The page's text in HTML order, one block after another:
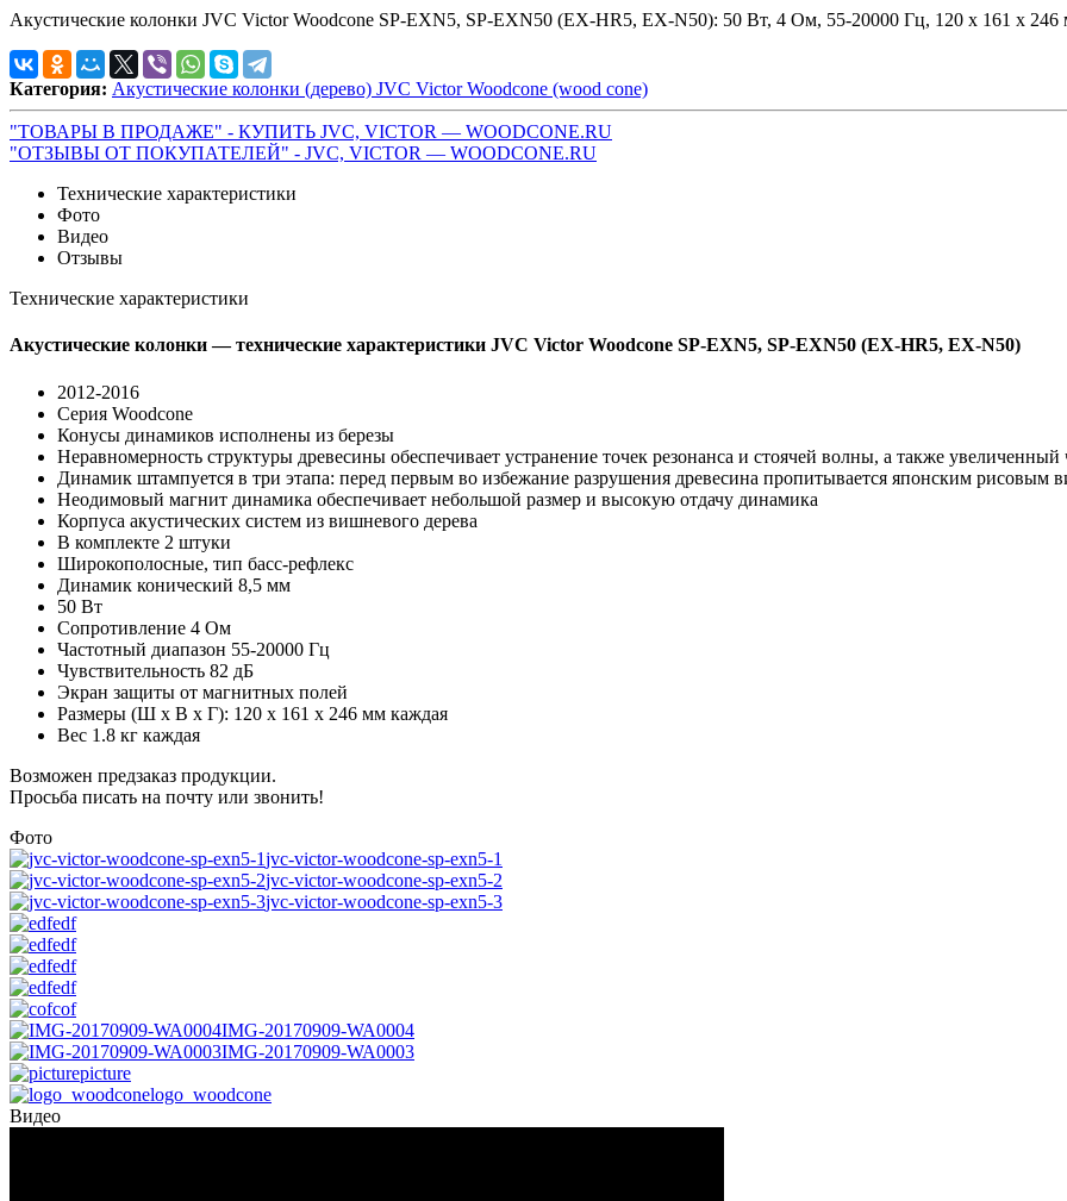
Акустические колонки JVC Victor Woodcone SP-EXN5, SP-EXN50 (EX-HR5, EX-N50): 50 Вт, 4 Ом, 55-20000 Гц, 120 x 161 x 246
Категория: Акустические колонки (дерево) JVC Victor Woodcone (wood cone)
"ТОВАРЫ В ПРОДАЖЕ" - КУПИТЬ JVC, VICTOR — WOODCONE.RU
"ОТЗЫВЫ ОТ ПОКУПАТЕЛЕЙ" - JVC, VICTOR — WOODCONE.RU
Технические характеристики
Фото
Видео
Отзывы
Технические характеристики
Акустические колонки — технические характеристики JVC Victor Woodcone SP-EXN5, SP-EXN50 (EX-HR5, EX-N50)
2012-2016
Серия Woodcone
Конусы динамиков исполнены из березы
Неравномерность структуры древесины обеспечивает устранение точек резонанса и стоячей волны, а также
Динамик штампуется в три этапа: перед первым во избежание разрушения древесина пропитывается японским рисовым
Неодимовый магнит динамика обеспечивает небольшой размер и высокую отдачу динамика
Корпуса акустических систем из вишневого дерева
В комплекте 2 штуки
Широкополосные, тип басс-рефлекс
Динамик конический 8,5 мм
50 Вт
Сопротивление 4 Ом
Частотный диапазон 55-20000 Гц
Чувствительность 82 дБ
Экран защиты от магнитных полей
Размеры (Ш x В x Г): 120 x 161 x 246 мм каждая
Вес 1.8 кг каждая
Возможен предзаказ продукции.
Просьба писать на почту или звонить!
Фото
jvc-victor-woodcone-sp-exn5-1
jvc-victor-woodcone-sp-exn5-2
jvc-victor-woodcone-sp-exn5-3
edf
edf
edf
edf
cof
IMG-20170909-WA0004
IMG-20170909-WA0003
picture
logo_woodcone
Видео